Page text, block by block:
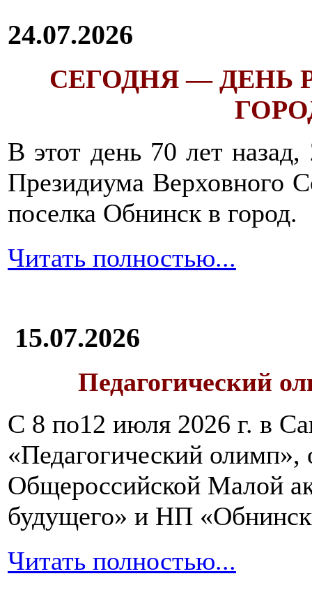
24.07.2026
СЕГОДНЯ — ДЕНЬ
В этот день 70 лет
Президиума Верховного
поселка Обнинск в город.
Читать полностью...
15.07.2026
Педагогический
С 8 по12 июля 2026 г. в
«Педагогический олимп»,
Общероссийской Малой
будущего» и НП
Читать полностью...